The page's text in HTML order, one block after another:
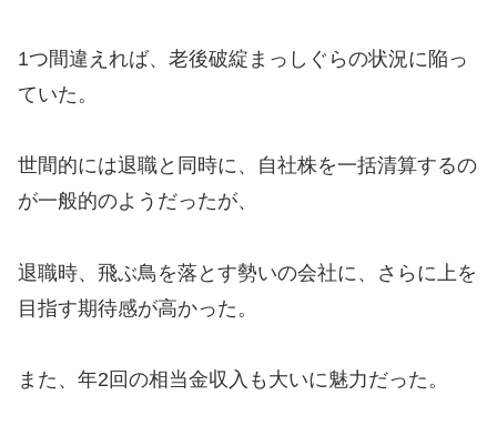
1つ間違えれば、老後破綻まっしぐらの状況に陥っ
ていた。
世間的には退職と同時に、自社株を一括清算するの
が一般的のようだったが、
退職時、飛ぶ鳥を落とす勢いの会社に、さらに上を
目指す期待感が高かった。
また、年2回の相当金収入も大いに魅力だった。